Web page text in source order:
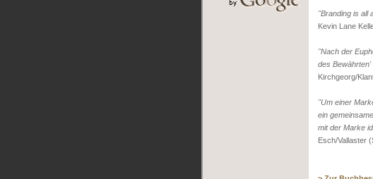
"Branding is all
Kevin Lane
"Nach der
des
Kirchgeorg/
"Um einer
ein
mit der Marke
Esch/Vallaster